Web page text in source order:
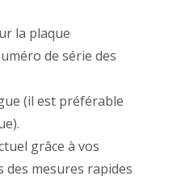
la plaque
de série des
(il est préférable
grâce à vos
mesures rapides